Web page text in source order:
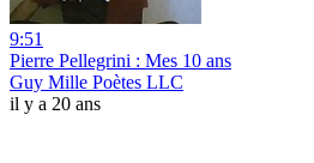
9:51
Pierre Pellegrini : Mes 10 ans
Guy Mille Poètes LLC
il y a 20 ans